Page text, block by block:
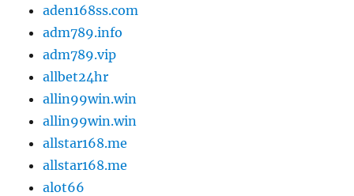
aden168ss.com
adm789.info
adm789.vip
allbet24hr
allin99win.win
allin99win.win
allstar168.me
allstar168.me
alot66